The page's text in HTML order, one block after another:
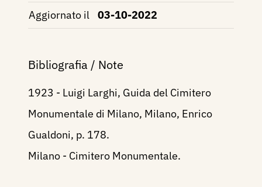
Aggiornato il
03-10-2022
Bibliografia / Note
1923 - Luigi Larghi, Guida del Cimitero
Monumentale di Milano, Milano, Enrico
Gualdoni, p. 178.
Milano - Cimitero Monumentale.